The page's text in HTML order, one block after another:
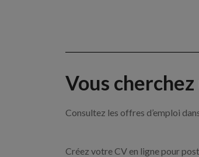
Vous
Consultez les offres d’emploi
Créez votre CV en ligne pour